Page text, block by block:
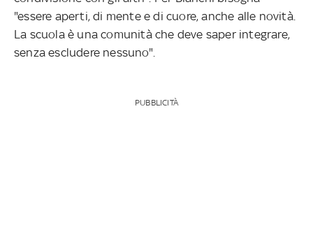
"essere aperti, di mente e di cuore, anche alle novità.
La scuola è una comunità che deve saper integrare,
senza escludere nessuno".
PUBBLICITÀ